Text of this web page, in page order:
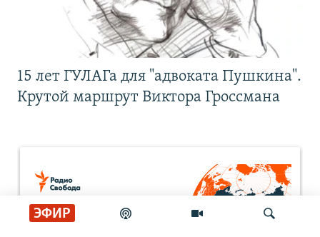
ЭФИР
15 лет ГУЛАГа для "адвоката Пушкина".
Крутой маршрут Виктора Гроссмана